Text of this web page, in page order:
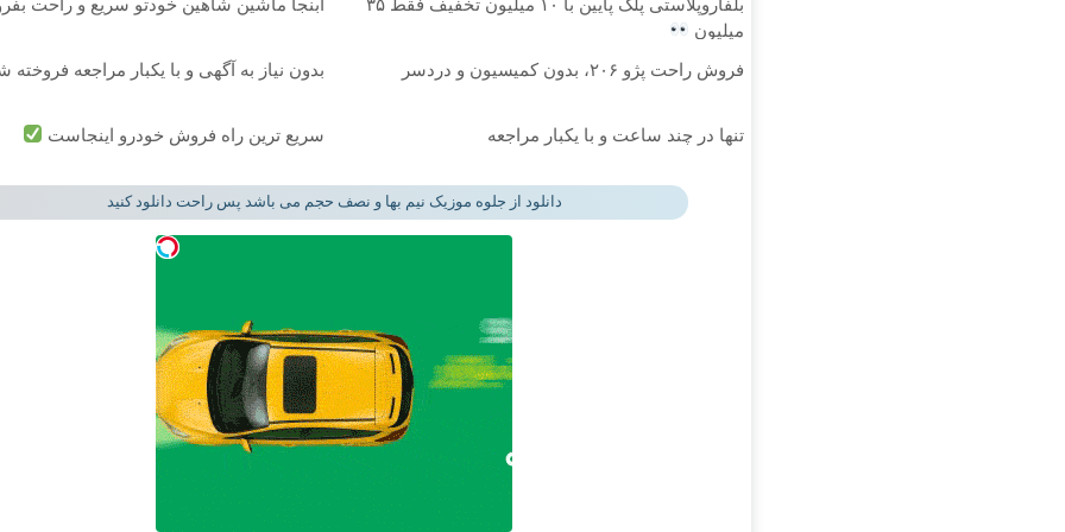
بلفاروپلاستی پلک پایین با ۱۰ میلیون تخفیف فقط ۳۵
میلیون
ابنجا ماشین شاهین خودتو سریع و راحت
فروش راحت پژو ۲۰۶، بدون کمیسیون و دردسر بدون نیاز به آگهی و با یکبار مراجعه فروخته
تنها در چند ساعت و با یکبار مراجعه سریع ترین راه فروش خودرو اینجاست
دانلود از جلوه موزیک نیم بها و نصف حجم می باشد پس راحت دانلود کنید